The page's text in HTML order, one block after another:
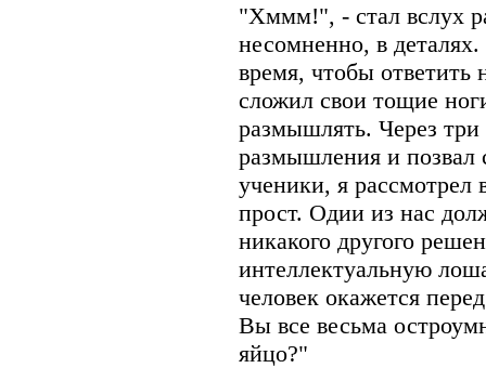
"Хммм!", - стал вслух
несомненно, в
время, чтобы
сложил свои тощие
размышлять. Через три
размышления и позвал
ученики, я рассмотрел
прост. Одии из нас
никакого другого
интеллектуальную
человек окажется
Вы все весьма
яйцо?"